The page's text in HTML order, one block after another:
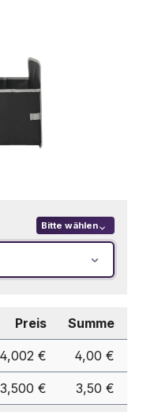
Bitte wählen
Preis Summe
4,002 € 4,00 €
3,500 € 3,50 €